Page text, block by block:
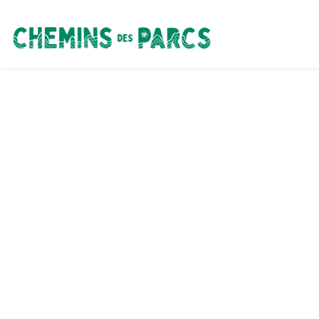
Chemins des Parcs